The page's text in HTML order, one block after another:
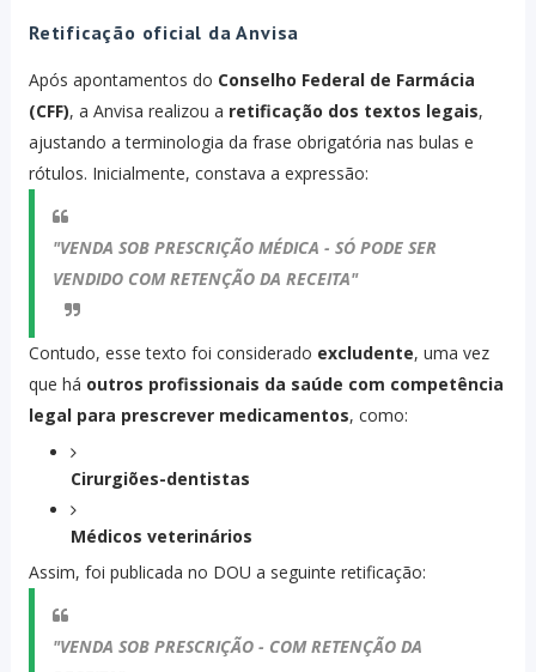
Retificação oficial da Anvisa
Após apontamentos do Conselho Federal de Farmácia
(CFF), a Anvisa realizou a retificação dos textos legais,
ajustando a terminologia da frase obrigatória nas bulas e
rótulos. Inicialmente, constava a expressão:
"VENDA SOB PRESCRIÇÃO MÉDICA - SÓ PODE SER
VENDIDO COM RETENÇÃO DA RECEITA"
Contudo, esse texto foi considerado excludente, uma vez
que há outros profissionais da saúde com competência
legal para prescrever medicamentos, como:
Cirurgiões-dentistas
Médicos veterinários
Assim, foi publicada no DOU a seguinte retificação:
"VENDA SOB PRESCRIÇÃO - COM RETENÇÃO DA